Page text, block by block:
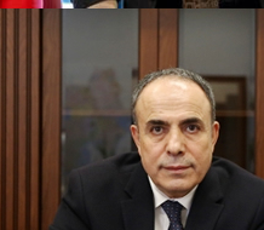
değil, sahada şekillenecek”